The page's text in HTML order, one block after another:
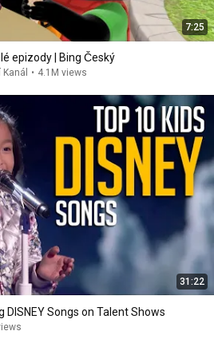
7:25
epizody | Bing Český
• 4.1M views
31:22
DISNEY Songs on Talent Shows